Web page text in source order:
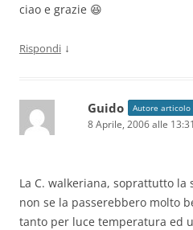
ciao e grazie 😆
Rispondi ↓
Guido Autore articolo
8 Aprile, 2006 alle 13:31
La C. walkeriana, soprattutto la
non se la passerebbero molto
tanto per luce temperatura ed